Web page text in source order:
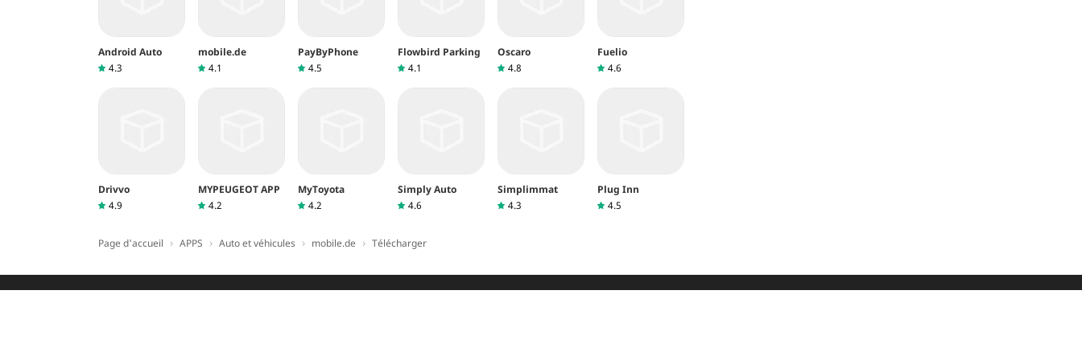
Android Auto
4.3
mobile.de
4.1
PayByPhone
4.5
Flowbird Parking
4.1
Oscaro
4.8
Fuelio
4.6
Drivvo
4.9
MYPEUGEOT APP
4.2
MyToyota
4.2
Simply Auto
4.6
Simplimmat
4.3
Plug Inn
4.5
Page d'accueil › APPS › Auto et véhicules › mobile.de › Télécharger